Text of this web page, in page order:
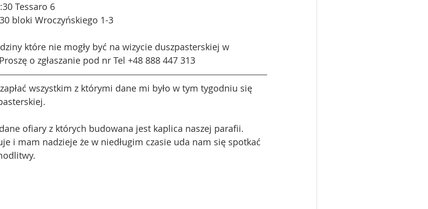
Tessaro 6
bloki Wroczyńskiego 1-3
które nie mogły być na wizycie duszpasterskiej w
o zgłaszanie pod nr Tel +48 888 447 313
wszystkim z którymi dane mi było w tym tygodniu się
ofiary z których budowana jest kaplica naszej parafii.
i mam nadzieje że w niedługim czasie uda nam się spotkać